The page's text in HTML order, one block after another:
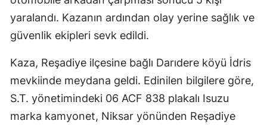
yaralandı. Kazanın ardından olay yerine sağlık ve
güvenlik ekipleri sevk edildi.
Kaza, Reşadiye ilçesine bağlı Darıdere köyü İdris
mevkiinde meydana geldi. Edinilen bilgilere göre,
S.T. yönetimindeki 06 ACF 838 plakalı Isuzu
marka kamyonet, Niksar yönünden Reşadiye